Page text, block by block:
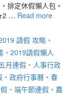
排定休假懶人包。
… Read more
請假 攻略 、
、 2019請假懶人
月連假 、 人事行政
、 政府行事曆 、 春
、 端午節連假 、 農